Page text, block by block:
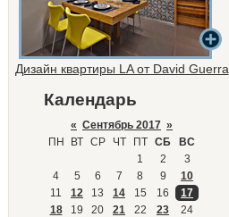
Дизайн квартиры LA от David Guerra
Календарь
« Сентябрь 2017 »
ПН
ВТ СР ЧТ ПТ СБ
ВС
1
2
3
4
5 6 7 8 9
10
11
12 13 14 15 16
17
18
19 20 21 22 23
24